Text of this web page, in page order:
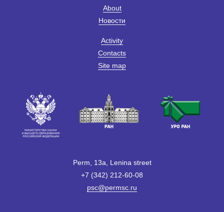
About
Новости
Activity
Contacts
Site map
Perm, 13a, Lenina street
+7 (342) 212-60-08
psc@permsc.ru